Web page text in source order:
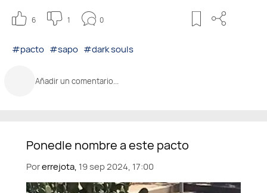
6 1 0
#pacto #sapo #dark souls
Añadir un comentario...
Porerrejota, 19 sep 2024, 17:00